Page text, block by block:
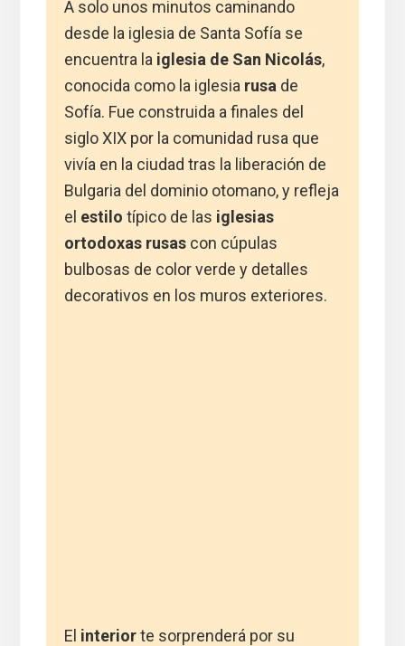
A solo unos minutos caminando
desde la iglesia de Santa Sofía se
encuentra la iglesia de San Nicolás,
conocida como la iglesia rusade
Sofía. Fue construida a finales del
siglo XIX por la comunidad rusa que
vivía en la ciudad tras la liberación de
Bulgaria del dominio otomano, y refleja
el estilo típico de las iglesias
ortodoxas rusascon cúpulas
bulbosas de color verde y detalles
decorativos en los muros exteriores.
El interiorte sorprenderá por su